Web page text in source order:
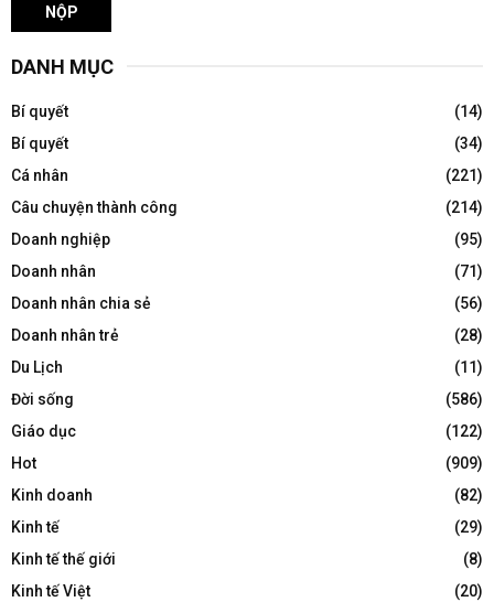
DANH MỤC
Bí quyết
(14)
Bí quyết
(34)
Cá nhân
(221)
Câu chuyện thành công
(214)
Doanh nghiệp
(95)
Doanh nhân
(71)
Doanh nhân chia sẻ
(56)
Doanh nhân trẻ
(28)
Du Lịch
(11)
Đời sống
(586)
Giáo dục
(122)
Hot
(909)
Kinh doanh
(82)
Kinh tế
(29)
Kinh tế thế giới
(8)
Kinh tế Việt
(20)